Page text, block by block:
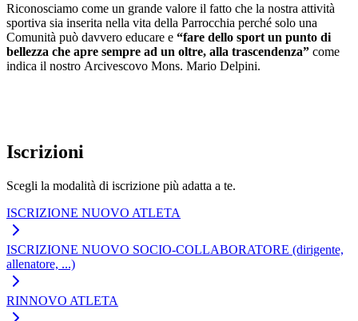
Riconosciamo come un grande valore il fatto che la nostra attività
sportiva sia inserita nella vita della Parrocchia perché solo una
Comunità può davvero educare e “fare dello sport un punto di
bellezza che apre sempre ad un oltre, alla trascendenza” come
indica il nostro Arcivescovo Mons. Mario Delpini.
Iscrizioni
Scegli la modalità di iscrizione più adatta a te.
ISCRIZIONE NUOVO ATLETA
ISCRIZIONE NUOVO SOCIO-COLLABORATORE (dirigente,
allenatore, ...)
RINNOVO ATLETA